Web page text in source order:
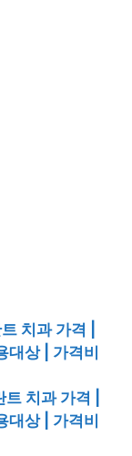
치과 가격 |
상 | 가격비
치과 가격 |
상 | 가격비